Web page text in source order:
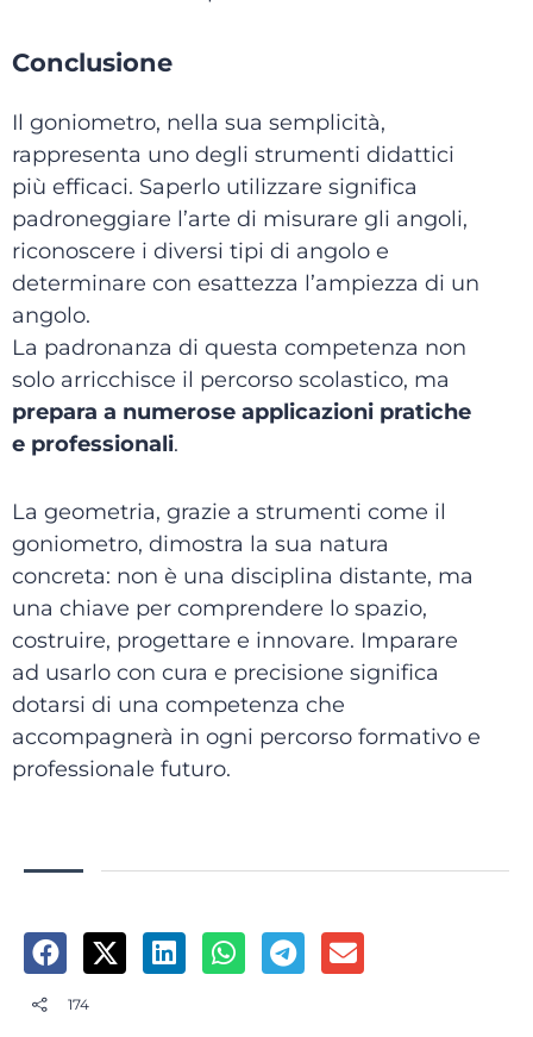
Conclusione
Il goniometro, nella sua semplicità,
rappresenta uno degli strumenti didattici
più efficaci. Saperlo utilizzare significa
padroneggiare l’arte di misurare gli angoli,
riconoscere i diversi tipi di angolo e
determinare con esattezza l’ampiezza di un
angolo.
La padronanza di questa competenza non
solo arricchisce il percorso scolastico, ma
prepara a numerose applicazioni pratiche
e professionali.
La geometria, grazie a strumenti come il
goniometro, dimostra la sua natura
concreta: non è una disciplina distante, ma
una chiave per comprendere lo spazio,
costruire, progettare e innovare. Imparare
ad usarlo con cura e precisione significa
dotarsi di una competenza che
accompagnerà in ogni percorso formativo e
professionale futuro.
174